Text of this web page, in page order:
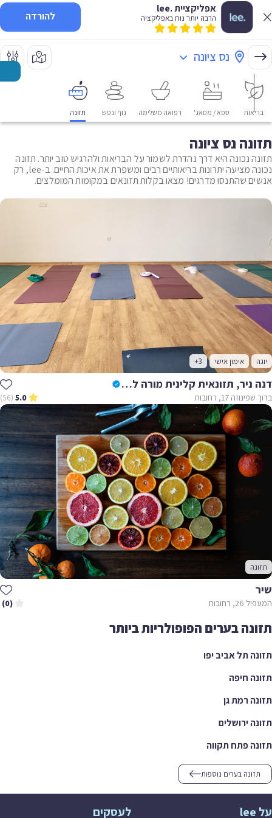
אפליקציית .lee
הרבה יותר נוח באפליקציה להורדה
נס ציונה
בריאות ספא / מסאג' רפואה משלימה גוף ונפש תזונה
תזונה נס ציונה
תזונה נכונה היא דרך נהדרת לשמור על הבריאות ולהרגיש טוב יותר. תזונה
נכונה מציעה יתרונות בריאותיים רבים ומשפרת את איכות החיים. ב-lee, רק
אנשים שהתנסו מדרגים! מצאו בקלות תזונאים במקומות המומלצים.
יוגה אימון אישי +3
דנה ניר, תזונאית קלינית מורה לפילאטיס ויוגה
ברוך שפינוזה 17, רחובות 5.0
(56)
תזונה
שיר
המעפיל 26, רחובות (0)
תזונה בערים הפופולריות ביותר
תזונה תל אביב יפו
תזונה חיפה
תזונה רמת גן
תזונה ירושלים
תזונה פתח תקווה
תזונה בערים נוספות
על lee לעסקים